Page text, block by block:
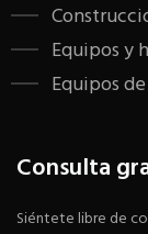
Equipos y
Equipos
Consulta
Siéntete libre de